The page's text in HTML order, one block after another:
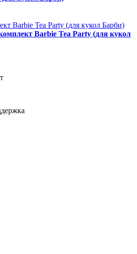
Barbie Tea Party (для кукол